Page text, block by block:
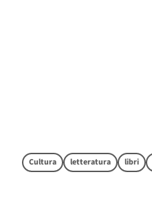
Cultura letteratura libri